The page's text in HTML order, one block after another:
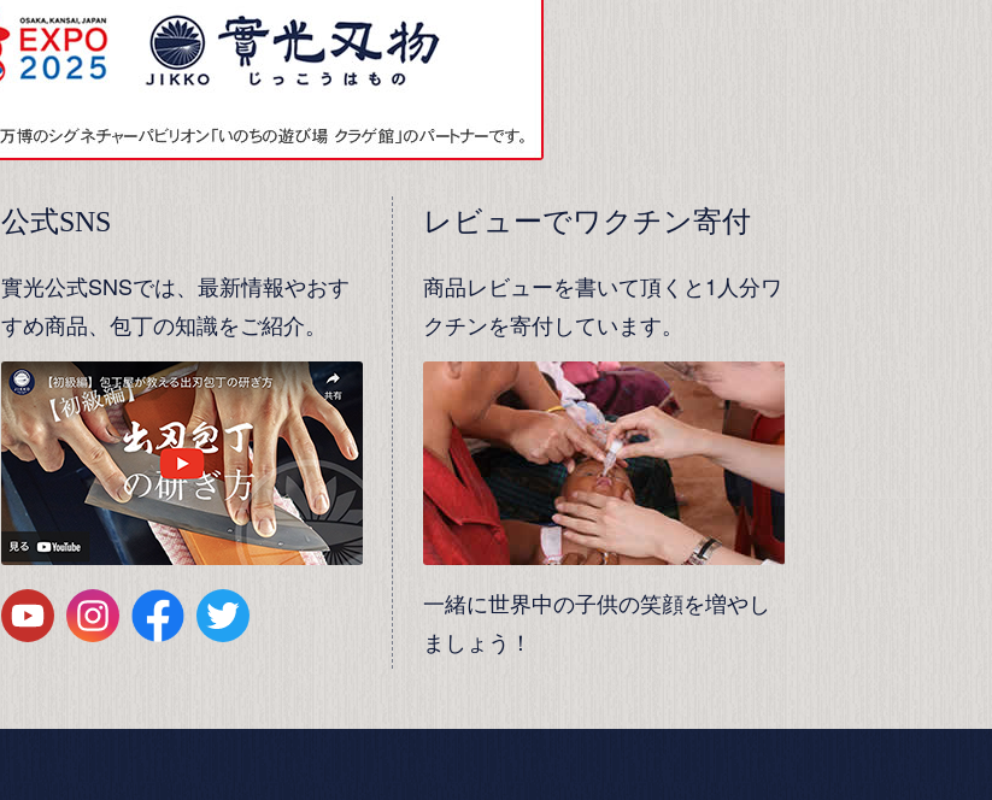
公式SNS
實光公式SNSでは、最新情報やおす
すめ商品、包丁の知識をご紹介。
レビューでワクチン寄付
商品レビューを書いて頂くと1人分ワ
クチンを寄付しています。
一緒に世界中の子供の笑顔を増やし
ましょう！